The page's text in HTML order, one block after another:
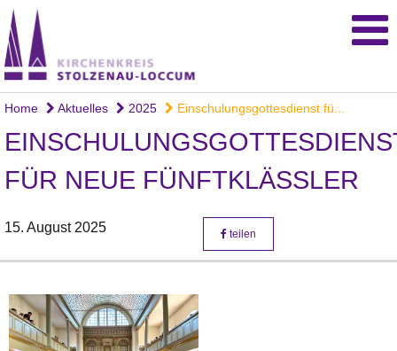
Home Aktuelles 2025 Einschulungsgottesdienst fü...
FÜR NEUE FÜNFTKLÄSSLER
15. August 2025 teilen